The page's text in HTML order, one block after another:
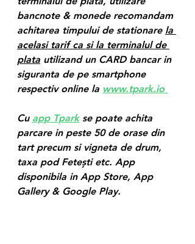
bancnote & monede recomandam
achitarea timpului de stationare la
acelasi tarif ca si la terminalul de
plata utilizand un CARD bancar in
siguranta de pe smartphone
respectiv online la www.tpark.io
Cu app Tpark se poate achita
parcare in peste 50 de orase din
tart precum si vigneta de drum,
taxa pod Fetești etc. App
disponibila in App Store, App
Gallery & Google Play.